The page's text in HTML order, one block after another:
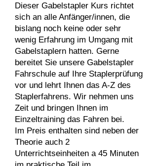
Dieser Gabelstapler Kurs richtet
sich an alle Anfänger/innen, die
bislang noch keine oder sehr
wenig Erfahrung im Umgang mit
Gabelstaplern hatten. Gerne
bereitet Sie unsere Gabelstapler
Fahrschule auf Ihre Staplerprüfung
vor und lehrt Ihnen das A-Z des
Staplerfahrens. Wir nehmen uns
Zeit und bringen Ihnen im
Einzeltraining das Fahren bei.
Im Preis enthalten sind neben der
Theorie auch 2
Unterrichtseinheiten a 45 Minuten